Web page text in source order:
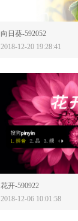
向日葵-592052
2018-12-20 19:28:41
花开-590922
2018-12-06 10:01:58